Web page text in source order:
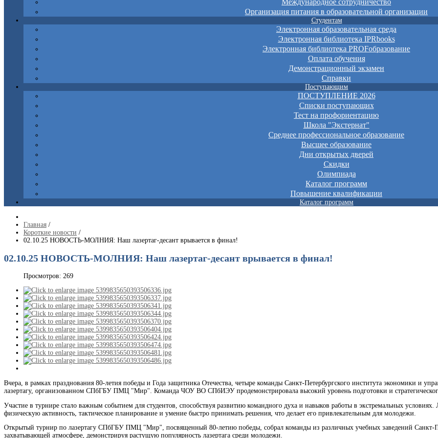
Организация питания в образовательной организации
Студентам
Электронная образовательная среда
Электронная библиотека IPRbooks
Электронная библиотека PROFобразование
Оплата обучения
Демонстрационный экзамен
Справки
Поступающим
ПОСТУПЛЕНИЕ 2026
Списки поступающих
Тест на профориентацию
Школа "Экстернат"
Среднее профессиональное образование
Высшее образование
Дни открытых дверей
Скидки
Олимпиада
Каталог программ
Повышение квалификации
Каталог программ
Главная /
Короткие новости /
02.10.25 НОВОСТЬ-МОЛНИЯ: Наш лазертаг-десант врывается в финал!
02.10.25 НОВОСТЬ-МОЛНИЯ: Наш лазертаг-десант врывается в финал!
Просмотров: 269
Вчера, в рамках празднования 80-летия победы и Года защитника Отечества, четыре команды Санкт-Петербургского института экономики и
лазертагу, организованном СПбГБУ ПМЦ "Мир". Команда ЧОУ ВО СПбИЭУ продемонстрировала высокий уровень подготовки и
Участие в турнире стало важным событием для студентов, способствуя развитию командного духа и навыков работы в экстремальных условиях.
физическую активность, тактическое планирование и умение быстро принимать решения, что делает его привлекательным для молодежи.
Открытый турнир по лазертагу СПбГБУ ПМЦ "Мир", посвященный 80-летию победы, собрал команды из различных учебных заведений Санкт-
захватывающей атмосфере, демонстрируя растущую популярность лазертага среди молодежи.